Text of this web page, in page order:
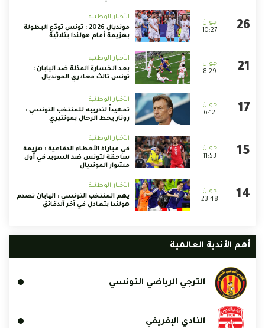
10:27
الأخبار الوطنية
مونديال 2026 : تونس تودّع البطولة
بهزيمة أمام هولندا بثلاثية
8:29
الأخبار الوطنية
بعد الخسارة المذلة ضد اليابان :
تونس ثالث مغادري المونديال
6:12
الأخبار الوطنية
تمهيداً لتدريبه للمنتخب التونسي :
رونار يحط الرحال بمونتيري
11:53
الأخبار الوطنية
في مباراة الأخطاء الدفاعية : هزيمة
ساحقة لتونس ضد السويد في أول
مشوار المونديال
23:48
الأخبار الوطنية
يهم المنتخب التونسي : اليابان تصدم
هولندا بتعادل في آخر الدقائق
أهم الأندية العالمية
الترجي الرياضي التونسي
النادي الإفريقي